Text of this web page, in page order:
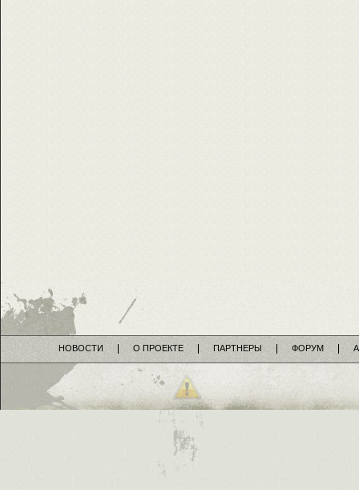
НОВОСТИ О ПРОЕКТЕ ПАРТНЕРЫ ФОРУМ